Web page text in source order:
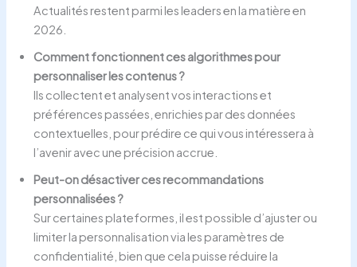
Actualités restent parmi les leaders en la matière en
2026.
Comment fonctionnent ces algorithmes pour
personnaliser les contenus ?
Ils collectent et analysent vos interactions et
préférences passées, enrichies par des données
contextuelles, pour prédire ce qui vous intéressera à
l’avenir avec une précision accrue.
Peut-on désactiver ces recommandations
personnalisées ?
Sur certaines plateformes, il est possible d’ajuster ou
limiter la personnalisation via les paramètres de
confidentialité, bien que cela puisse réduire la